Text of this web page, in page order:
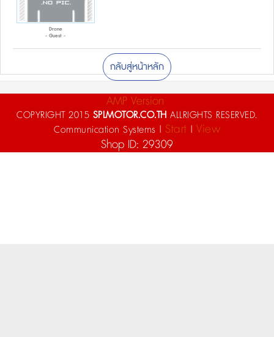
Drone
- Guest -
กลับสู่หน้าหลัก
AMP Version
COPYRIGHT 2015 SPLMOTOR.CO.THALLRIGHTS RESERVED.
Communication Systems | Start | View
Shop ID: 29309